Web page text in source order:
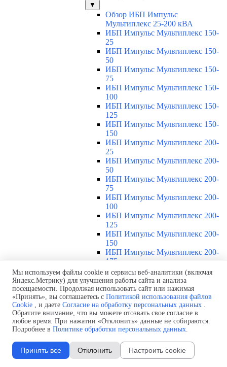
▼
Обзор ИБП Импульс
Мультиплекс 25-200 кВА
ИБП Импульс Мультиплекс 150-
25
ИБП Импульс Мультиплекс 150-
50
ИБП Импульс Мультиплекс 150-
75
ИБП Импульс Мультиплекс 150-
100
ИБП Импульс Мультиплекс 150-
125
ИБП Импульс Мультиплекс 150-
150
ИБП Импульс Мультиплекс 200-
25
ИБП Импульс Мультиплекс 200-
50
ИБП Импульс Мультиплекс 200-
75
ИБП Импульс Мультиплекс 200-
100
ИБП Импульс Мультиплекс 200-
125
ИБП Импульс Мультиплекс 200-
150
ИБП Импульс Мультиплекс 200-
175
ИБП Импульс Мультиплекс 200-
200
ИБП Импульс Модуль 20-200 кВа
Обзор ИБП Импульс Модуль 20-
200 кВА
ИБП Импульс Модуль 60-20
ИБП Импульс Модуль 60-40
ИБП Импульс Модуль 120-20
ИБП Импульс Модуль 120-40
Мы используем файлы cookie и сервисы веб-аналитики (включая
Яндекс.Метрику) для улучшения работы сайта и анализа
посещаемости. Продолжая использовать сайт или нажимая
«Принять», вы соглашаетесь с Политикой использования файлов
Cookie , и даете Согласие на обработку персональных данных .
Обратите внимание, что вы можете отозвать свое согласие в
любое время. При нажатии «Отклонить» данные не собираются.
Подробнее в Политике обработки персональных данных.
Принять все Отклонить Настроить cookie